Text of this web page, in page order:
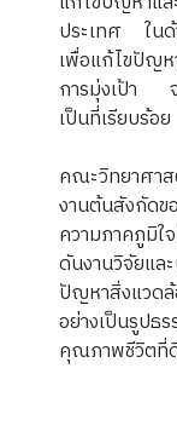
ประเทศ ในด้
เพื่อแก้ไขปัญ
การมุ่งเป้า จ
เป็นที่เรียบร้อย
คณะวิทยาศา
งานต้นสังกัด
ความภาคภูมิใ
ดันงานวิจัยแล
ปัญหาสิ่งแวดล้
อย่างเป็นรูป
คุณภาพชีวิตที่ดี